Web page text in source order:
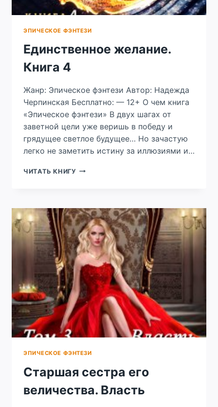
ЭПИЧЕСКОЕ ФЭНТЕЗИ
Единственное желание.
Книга 4
Жанр: Эпическое фэнтези Автор: Надежда
Черпинская Бесплатно: — 12+ О чем книга
«Эпическое фэнтези» В двух шагах от
заветной цели уже веришь в победу и
грядущее светлое будущее… Но зачастую
легко не заметить истину за иллюзиями и…
ЧИТАТЬ КНИГУ ЕДИНСТВЕННОЕ
ЭПИЧЕСКОЕ ФЭНТЕЗИ
Старшая сестра его
величества. Власть